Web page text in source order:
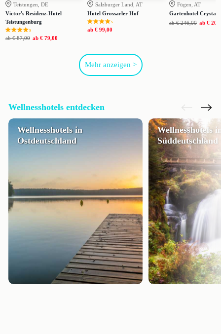
Teistungen, DE
Victor's Residenz-Hotel
Teistungenburg
s
ab € 87,00 ab € 79,00
Salzburger Land, AT
Hotel Grossarler Hof
s
ab € 99,00
Fügen, AT
Gartenhotel Crystal
ab € 246,00 ab €
Mehr anzeigen >
Wellnesshotels entdecken
Wellnesshotels in
Ostdeutschland
Wellnesshotels
Süddeutschland